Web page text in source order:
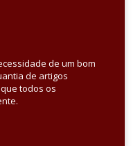
de um bom
de artigos
todos os